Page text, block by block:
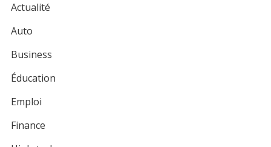
Actualité
Auto
Business
Éducation
Emploi
Finance